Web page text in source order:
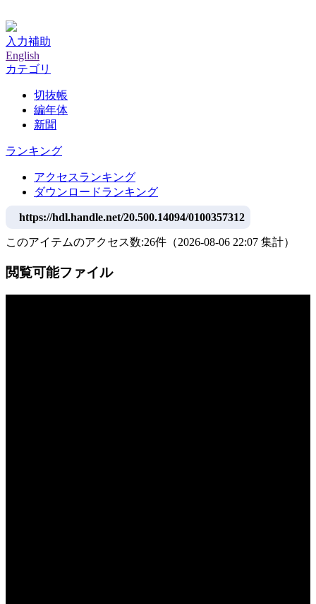
入力補助
English
カテゴリ
切抜帳
編年体
新聞
ランキング
アクセスランキング
ダウンロードランキング
https://hdl.handle.net/20.500.14094/0100357312
このアイテムのアクセス数:26件 （2026-08-06 22:07 集計）
閲覧可能ファイル